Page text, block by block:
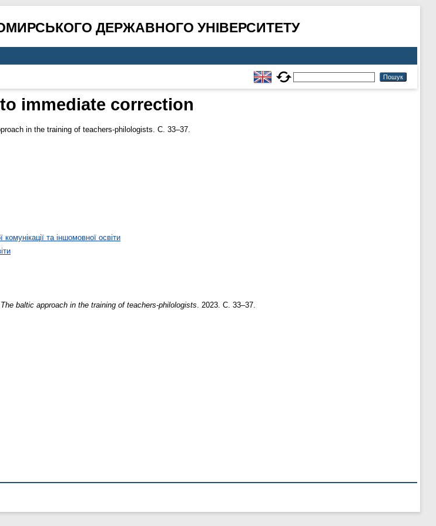
ДЕРЖАВНОГО УНІВЕРСИТЕТУ
immediate correction
in the training of teachers-philologists. С. 33–37.
та іншомовної освіти
The baltic approach in the training of teachers-philologists. 2023. С. 33–37.